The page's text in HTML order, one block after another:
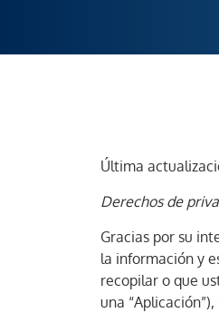
Última
Derechos de
Gracias por su
la información y
recopilar o que
una